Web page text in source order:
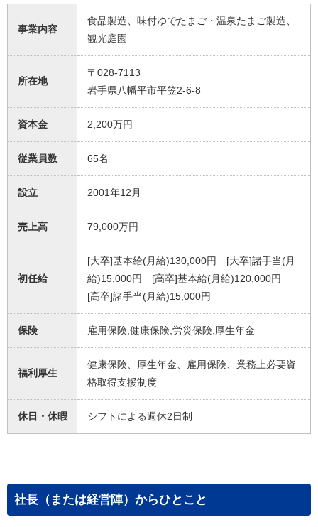
事業内容
食品製造、味付ゆでたまご・温泉たまご製造、
観光庭園
所在地
〒028-7113
岩手県八幡平市平笠2-6-8
資本金 2,200万円
従業員数 65名
設立 2001年12月
売上高 79,000万円
初任給
[大卒]基本給(月給)130,000円 [大卒]諸手当(月
給)15,000円 [高卒]基本給(月給)120,000円
[高卒]諸手当(月給)15,000円
保険 雇用保険,健康保険,労災保険,厚生年金
福利厚生
健康保険、厚生年金、雇用保険、業務上必要資
格取得支援制度
休日・休暇 シフトによる週休2日制
社長（または経営陣）からひとこと